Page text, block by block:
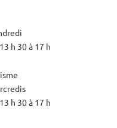
h 30 à 17 h
h 30 à 17 h